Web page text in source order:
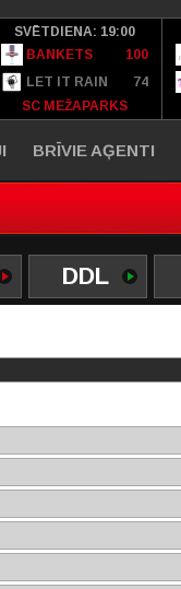
SVĒTDIENA: 19:00
BANKETS
100
LET IT RAIN
74
SC MEŽAPARKS
BRĪVIE AĢENTI
DDL